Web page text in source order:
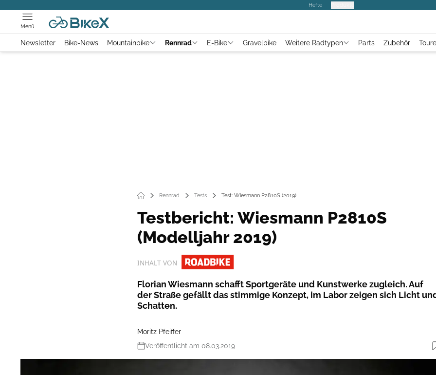
Hefte
Menü
Newsletter Bike-News Mountainbike Rennrad E-Bike Gravelbike Weitere Radtypen Parts Zubehör
Rennrad Tests Test: Wiesmann P2810S (2019)
Testbericht: Wiesmann P2810S
(Modelljahr 2019)
INHALT VON
Florian Wiesmann schafft Sportgeräte und Kunstwerke zugleich. Auf
der Straße gefällt das stimmige Konzept, im Labor zeigen sich Licht
Schatten.
Moritz Pfeiffer
Veröffentlicht am 08.03.2019